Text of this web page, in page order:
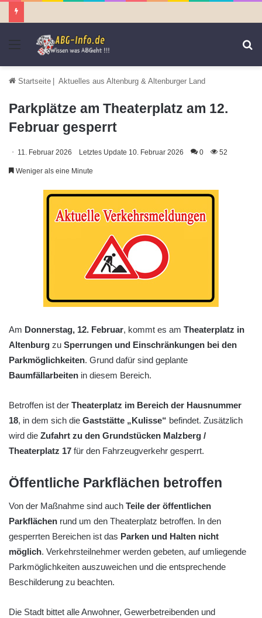
Menü
Startseite | Aktuelles aus Altenburg & Altenburger Land
Parkplätze am Theaterplatz am 12.
Februar gesperrt
11. Februar 2026 Letztes Update 10. Februar 2026 0 52
Weniger als eine Minute
Am Donnerstag, 12. Februar, kommt es am Theaterplatz in
Altenburg zu Sperrungen und Einschränkungen bei den
Parkmöglichkeiten. Grund dafür sind geplante
Baumfällarbeiten in diesem Bereich.
Betroffen ist der Theaterplatz im Bereich der Hausnummer
18, in dem sich die Gaststätte „Kulisse“ befindet. Zusätzlich
wird die Zufahrt zu den Grundstücken Malzberg /
Theaterplatz 17 für den Fahrzeugverkehr gesperrt.
Öffentliche Parkflächen betroffen
Von der Maßnahme sind auch Teile der öffentlichen
Parkflächen rund um den Theaterplatz betroffen. In den
gesperrten Bereichen ist das Parken und Halten nicht
möglich. Verkehrsteilnehmer werden gebeten, auf umliegende
Parkmöglichkeiten auszuweichen und die entsprechende
Beschilderung zu beachten.
Die Stadt bittet alle Anwohner, Gewerbetreibenden und